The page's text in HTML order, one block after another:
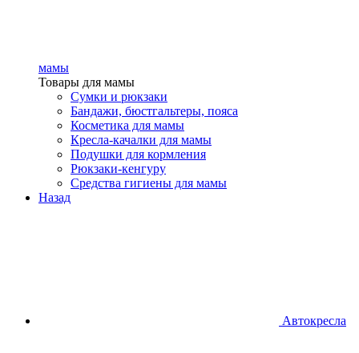
мамы
Товары для мамы
Сумки и рюкзаки
Бандажи, бюстгальтеры, пояса
Косметика для мамы
Кресла-качалки для мамы
Подушки для кормления
Рюкзаки-кенгуру
Средства гигиены для мамы
Назад
Автокресла